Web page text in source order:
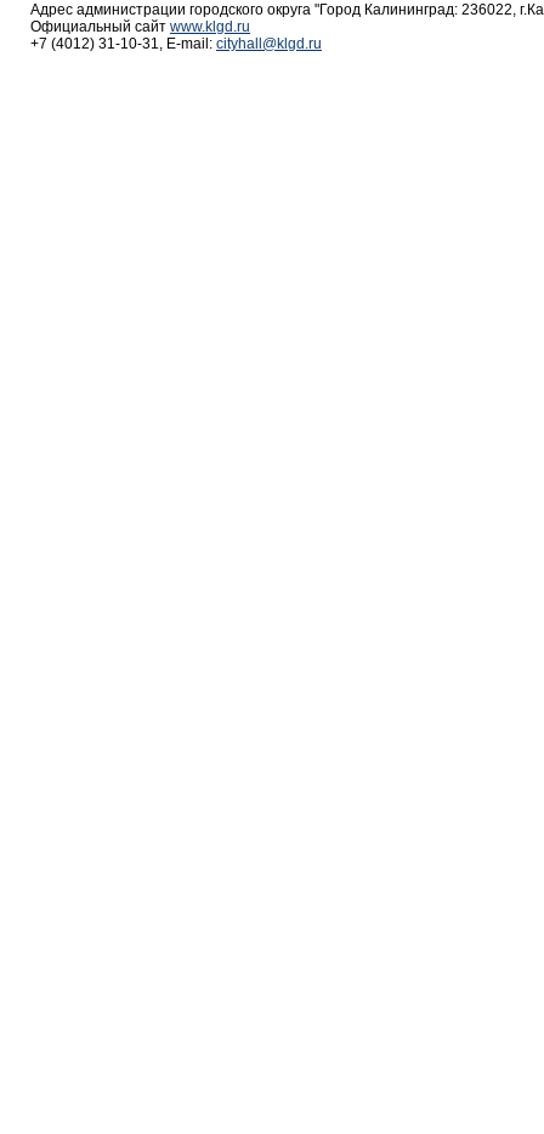
Адрес администрации городского округа "Город Калининград: 236022,
Официальный сайт www.klgd.ru
+7 (4012) 31-10-31, E-mail: cityhall@klgd.ru